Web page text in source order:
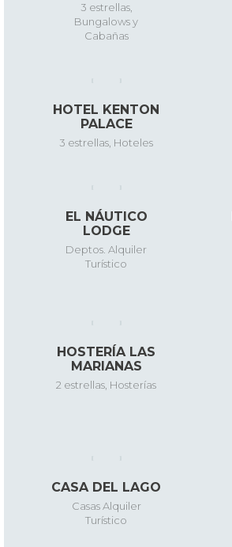
3 estrellas,
Bungalows y
Cabañas
HOTEL KENTON
PALACE
3 estrellas Hoteles
EL NÁUTICO
LODGE
Deptos. Alquiler
Turístico
HOSTERÍA LAS
MARIANAS
2 estrellas Hosterías
CASA DEL LAGO
Casas Alquiler
Turístico